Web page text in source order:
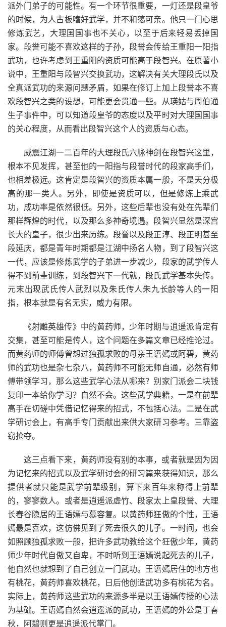
派外门弟子的可能性。有一个环节很重要，一灯还是段皇爷
的时候，为人古板嗜好武学，并不和蔼可亲。他只一门心思
修炼武艺，大理国国事也不关心，以至于后来轻易丢掉国
家。段誉可能不喜欢这样的子孙，段誉会传给王重阳一阳指
武功，也许考虑到王重阳的资质可能高于段智兴。在原著小
说中，王重阳与段智兴交换武功，这解决有关大理段氏以及
全真派武功的来源问题矛盾，如果在修订上加上段誉本不喜
欢段智兴之类的设想，可能更会贯通一些。从瑛姑与周伯通
生子事件中，可以知道段皇爷的态度以及平时对大理国国事
的关心程度，从而看出段智兴这个人的资质与心态。
威震江湖一二百年的大理段氏六脉神剑在段智兴这里，
根本不见发挥，甚至他的一阳指与段誉时代的段家高手们，
也相差极远。这肯定是段智兴的资质本属一般，不是天分极
高的那一类人。另外，即使是资质可以，但是修炼上乘武
功，成功率是依然很低。另外，这些后辈也没有处在先辈们
那样辉煌的时代，以及那么多神奇境遇。段智兴显然是深宫
长大的皇子，很少出来历练。段誉以及段正淳、段正明甚至
段延庆，都是青年时期都是江湖中扬名人物，到了段智兴这
一代，应该是修炼武学的子弟进一步减少，段家的武学传人
得不到前辈训练，到段智兴下一代就，段氏武学基本失传。
元末出现武氏传人武烈以及朱氏传人朱九长龄等人的一阳
指，根本就是有名无实，威力有限。
《射雕英雄传》中的黄药师，少年时期与逍遥派肯定有
交集，甚至可能是传人，这个问题在多篇文章已经推论过。
而黄药师的师傅曾想过独孤求败的母亲王语嫣或阿碧，黄药
师的武功也是杂七杂八，黄药师不可能无师自通，必然有师
傅带领学习，那么这些武学心法从哪来？别家门派会二块钱
复印一本给你学习？自然不会。这些武学典籍，一是在前辈
高手在切磋中凭借记忆得来的招式，不包括心法。二是在武
学研讨会上，有高手专门贡献出来供大家研习参考。三靠盗
窃抢夺。
这三点看下来，黄药师没有别的本事，或者就是因为因
为记忆来的招式以及武学研讨会的研习篇来获得知识，那么
提供者就只能是武学前辈级别，算下来百年来称得上前辈
的，寥寥数人。或者是逍遥派虚竹、段家太上皇段誉、大理
长春谷隐居的王语嫣与慕容复。以黄药师狂傲的个性，王语
嫣最是喜欢，这仿佛见到了死去很久的儿子。一时间，也会
如照顾独孤求败一般，把许多武功教给这个狂傲少年，黄药
师少年时代自傲又自卑，不时听到王语嫣说起死去的儿子，
他自然也就想到了自己创立一门武功。王语嫣居住的地方也
有桃花，黄药师喜欢桃花，日后他创造武功多有桃花为名。
实际上，黄药师这些武功的来源多半是以王语嫣传授的心法
为基础。王语嫣自然会逍遥派的武功，王语嫣的外公是丁春
秋，阿碧则更是逍遥派代掌门。